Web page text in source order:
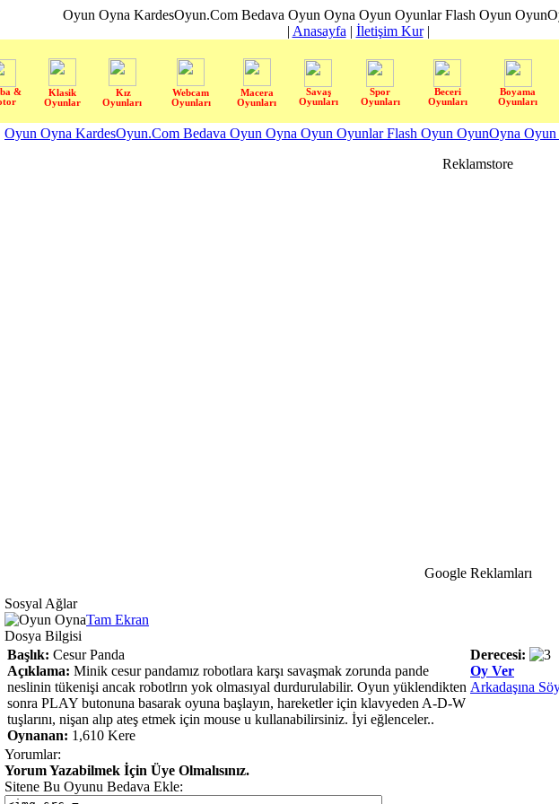
Oyun Oyna KardesOyun.Com Bedava Oyun Oyna Oyun Oyunlar Flash Oyun
| Anasayfa | İletişim Kur|
&
Klasik
Oyunlar
Kız
Oyunları
Webcam
Oyunları
Macera
Oyunları
Savaş
Oyunları
Spor
Oyunları
Beceri
Oyunları
Boyama
Oyunları
Oyun Oyna KardesOyun.Com Bedava Oyun Oyna Oyun Oyunlar Flash Oyun OyunOyna Oyun
Reklamstore
Google Reklamları
Sosyal Ağlar
Tam Ekran
Dosya Bilgisi
Başlık: Cesur Panda
Açıklama: Minik cesur pandamız robotlara karşı savaşmak zorunda pande
neslinin tükenişi ancak robotlrın yok olmasıyal durdurulabilir. Oyun yüklendikten
sonra PLAY butonuna basarak oyuna başlayın, hareketler için klavyeden A-D-W
tuşlarını, nişan alıp ateş etmek için mouse u kullanabilirsiniz. İyi eğlenceler..
Oynanan: 1,610 Kere
Derecesi:
Oy Ver
Arkadaşına
Yorumlar:
Yorum Yazabilmek İçin Üye Olmalısınız.
Sitene Bu Oyunu Bedava Ekle: